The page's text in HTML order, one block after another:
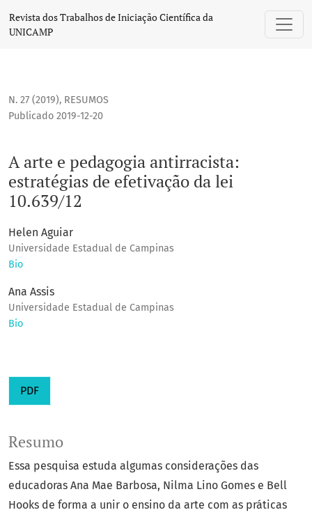
A arte e pedagogia antirracista: estratégias de efetivação
Revista dos Trabalhos de Iniciação Científica da
UNICAMP
N. 27 (2019), RESUMOS
A arte e pedagogia antirracista:
estratégias de efetivação da lei
10.639/12
Publicado 2019-12-20
Helen Aguiar
Universidade Estadual de Campinas
Bio
Ana Assis
Universidade Estadual de Campinas
Bio
PDF
Resumo
Essa pesquisa estuda algumas considerações das
educadoras Ana Mae Barbosa, Nilma Lino Gomes e Bell
Hooks de forma a unir o ensino da arte com as práticas